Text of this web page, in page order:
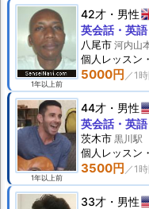
1年以上前
42才 男性
5000円
英会話・英語
八尾市 河内山
個人 レッスン
1年以上前
44才 男性
3500円
英会話・英語
茨木市 黒川駅
個人 レッスン
33才 男性